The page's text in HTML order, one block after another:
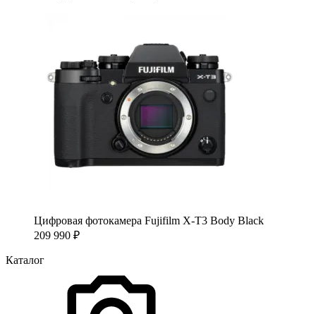
Цифровая фотокамера Fujifilm X-T3 Body Black
209 990 ₽
Каталог